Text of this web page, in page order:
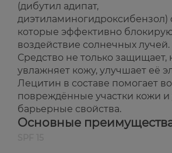
(дибутил адипат,
диэтиламиногидроксибензол)
которые эффективно
воздействие солнечных лучей.
Средство не только защищает,
увлажняет кожу, улучшает её
Лецитин в составе помогает
повреждённые участки кожи и
барьерные свойства.
Основные